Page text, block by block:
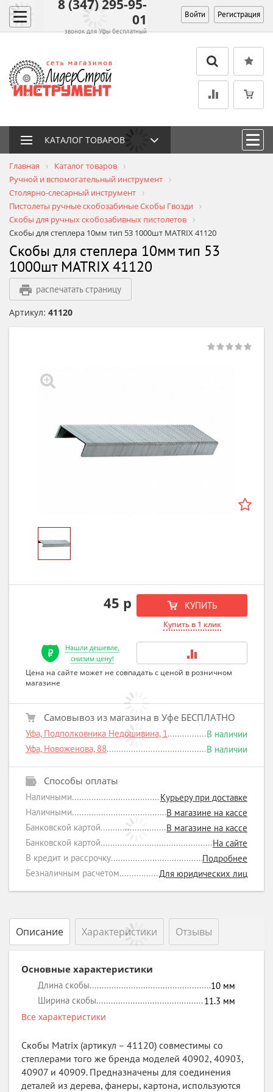
8 (347) 295-95-
01
звонок для Уфы бесплатный
Войти Регистрация
КАТАЛОГ ТОВАРОВ
Главная
Каталог товаров
Ручной и вспомогательный инструмент
Столярно-слесарный инструмент
Пистолеты ручные cкобозабиные Скобы Гвозди
Скобы для ручных скобозабивных пистолетов
Скобы для степлера 10мм тип 53 1000шт MATRIX 41120
Скобы для степлера 10мм тип 53
1000шт MATRIX 41120
распечатать страницу
Артикул: 41120
45 р КУПИТЬ
Купить в 1 клик
Нашли дешевле,
снизим цену!
Цена на сайте может не совпадать с ценой в розничном
магазине
Самовывоз из магазина в Уфе БЕСПЛАТНО
Уфа, Подполковника Недошивина, 1
В наличии
Уфа, Новоженова, 88
В наличии
Способы оплаты
Наличными
Курьеру при доставке
Наличными
В магазине на кассе
Банковской картой
В магазине на кассе
Банковской картой
На сайте
В кредит и рассрочку
Подробнее
Безналичным расчетом
Для юридических лиц
Описание Характеристики Отзывы
Основные характеристики
Длина скобы 10 мм
Ширина скобы
11.3 мм
Все характеристики
Скобы Matrix (артикул – 41120) совместимы со
степлерами того же бренда моделей 40902, 40903,
40907 и 40909. Предназначены для соединения
деталей из дерева, фанеры, картона, используются